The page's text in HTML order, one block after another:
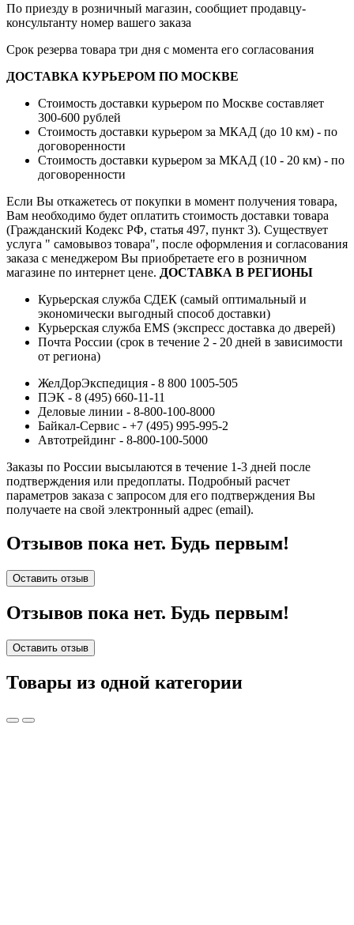
По приезду в розничный магазин, сообщиет продавцу-
консультанту номер вашего заказа
Срок резерва товара три дня с момента его согласования
ДОСТАВКА КУРЬЕРОМ ПО МОСКВЕ
Стоимость доставки курьером по Москве составляет
300-600 рублей
Стоимость доставки курьером за МКАД (до 10 км) - по
договоренности
Стоимость доставки курьером за МКАД (10 - 20 км) - по
договоренности
Если Вы откажетесь от покупки в момент получения товара,
Вам необходимо будет оплатить стоимость доставки товара
(Гражданский Кодекс РФ, статья 497, пункт 3). Существует
услуга " самовывоз товара", после оформления и согласования
заказа с менеджером Вы приобретаете его в розничном
магазине по интернет цене. ДОСТАВКА В РЕГИОНЫ
Курьерская служба СДЕК (самый оптимальный и
экономически выгодный способ доставки)
Курьерская служба EMS (экспресс доставка до дверей)
Почта России (срок в течение 2 - 20 дней в зависимости
от региона)
ЖелДорЭкспедиция - 8 800 1005-505
ПЭК - 8 (495) 660-11-11
Деловые линии - 8-800-100-8000
Байкал-Сервис - +7 (495) 995-995-2
Автотрейдинг - 8-800-100-5000
Заказы по России высылаются в течение 1-3 дней после
подтверждения или предоплаты. Подробный расчет
параметров заказа с запросом для его подтверждения Вы
получаете на свой электронный адрес (email).
Отзывов пока нет. Будь первым!
Оставить отзыв
Отзывов пока нет. Будь первым!
Оставить отзыв
Товары из одной категории